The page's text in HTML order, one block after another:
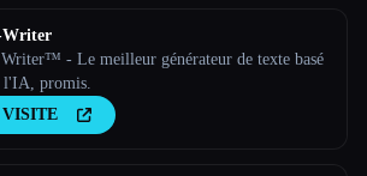
- Le meilleur générateur de texte basé
l'IA, promis.
VISITE